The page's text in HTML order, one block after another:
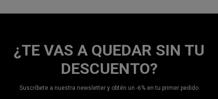
¿TE VAS A QUEDAR SIN TU
DESCUENTO?
Suscríbete a nuestra newsletter y obtén un -6% en tu primer pedido